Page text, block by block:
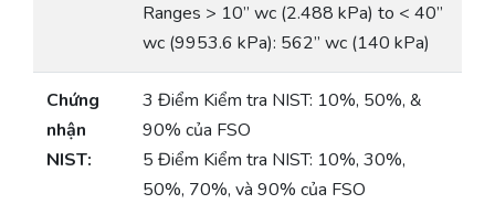
Ranges > 10” wc (2.488 kPa) to < 40”
wc (9953.6 kPa): 562” wc (140 kPa)
Chứng
nhận
NIST:
3 Điểm Kiểm tra NIST: 10%, 50%, &
90% của FSO
5 Điểm Kiểm tra NIST: 10%, 30%,
50%, 70%, và 90% của FSO